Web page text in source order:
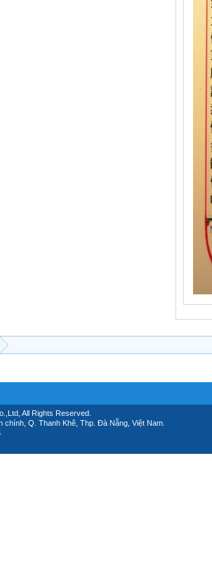
All Rights Reserved.
chính, Q. Thanh Khê, Thp. Đà Nẵng, Việt Nam.